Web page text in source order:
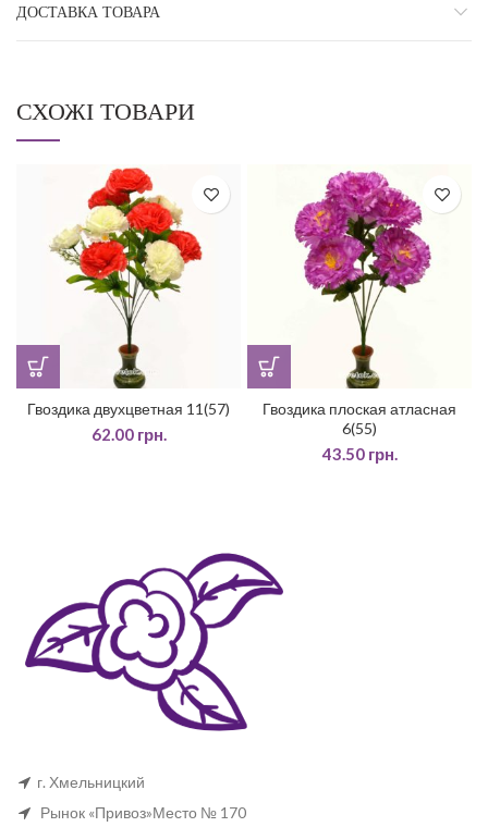
ДОСТАВКА ТОВАРА
СХОЖІ ТОВАРИ
Гвоздика двухцветная 11(57)
62.00 грн.
Гвоздика плоская атласная
6(55)
43.50 грн.
г. Хмельницкий
Рынок «Привоз»Место № 170